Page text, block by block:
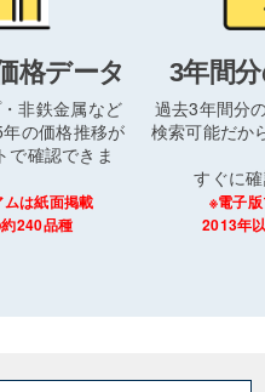
格データ
非鉄金属など
の価格推移が
で確認できま
は紙面掲載
240品種
3年間
過去3年間分
検索可能だか
すぐに確
※電子
2013年